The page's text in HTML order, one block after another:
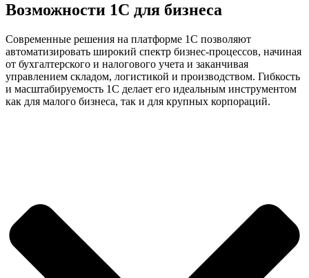
Возможности 1С для бизнеса
Современные решения на платформе 1С позволяют
автоматизировать широкий спектр бизнес-процессов, начиная
от бухгалтерского и налогового учета и заканчивая
управлением складом, логистикой и производством. Гибкость
и масштабируемость 1С делает его идеальным инструментом
как для малого бизнеса, так и для крупных корпораций.